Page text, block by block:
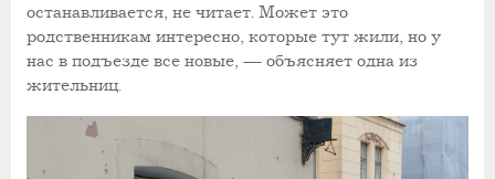
останавливается, не читает. Может это
родственникам интересно, которые тут жили, но у
нас в подъезде все новые, — объясняет одна из
жительниц.